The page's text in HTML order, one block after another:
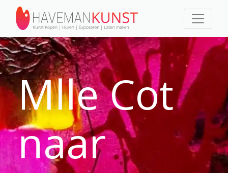
Mlle Cot
naar